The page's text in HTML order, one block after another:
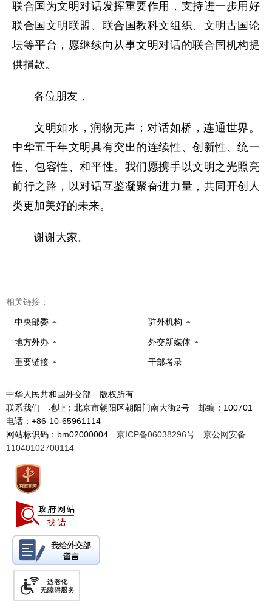
联合国为文明对话发挥重要作用，支持进一步用好
联合国文明联盟、联合国教科文组织、文明古国论
坛等平台，愿继续向从事文明对话的联合国机构提
供捐款。
各位朋友，
文明如水，润物无声；对话如桥，连通世界。
中华五千年文明具有突出的连续性、创新性、统一
性、包容性、和平性。我们愿携手以文明之光照亮
前行之路，以对话互鉴凝聚奋进力量，共同开创人
类更加美好的未来。
谢谢大家。
相关链接：
中央部委 驻外机构
地方外办 外交新媒体
重要链接 干部考录
中华人民共和国外交部 版权所有
联系我们 地址：北京市朝阳区朝阳门南大街2号 邮编：100701
电话：+86-10-65961114
网站标识码：bm02000004 京ICP备06038296号
京公网安备
11040102700114